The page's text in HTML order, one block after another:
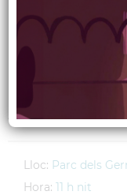
Festa
06!
Al Parc
Lloc: Parc dels
Hora: 11 h nit